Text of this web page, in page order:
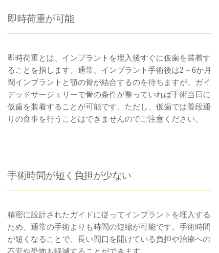
即時荷重が可能
即時荷重とは、インプラントを埋入後すぐに仮歯を装着す
ることを指します。通常、インプラント手術後は2～6か月
間インプラントと顎の骨が結合するのを待ちますが、ガイ
デッドサージェリーで骨の条件が整っていれば手術当日に
仮歯を装着することが可能です。ただし、仮歯では普段通
りの食事を行うことはできませんのでご注意ください。
手術時間が短く負担が少ない
精密に設計されたガイドに従ってインプラントを埋入する
ため、通常の手術よりも時間の短縮が可能です。手術時間
が短くなることで、長い間口を開けている負担や治療への